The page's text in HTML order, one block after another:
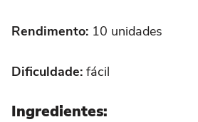
Rendimento: 10 unidades
Dificuldade: fácil
Ingredientes: